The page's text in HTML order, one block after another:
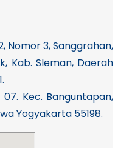
Nomor 3, Sanggrahan,
Kab. Sleman, Daerah
Kec. Banguntapan,
Yogyakarta 55198.